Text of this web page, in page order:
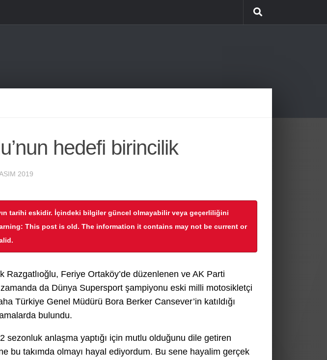
hedefi birincilik
2019
tarihi eskidir. İçindeki bilgiler güncel olmayabilir veya geçerliliğini
This post is old. The information it contains may not be current or
Razgatlıoğlu, Feriye Ortaköy’de düzenlenen ve AK Parti
da Dünya Supersport şampiyonu eski milli motosikletçi
Türkiye Genel Müdürü Bora Berker Cansever’in katıldığı
bulundu.
sezonluk anlaşma yaptığı için mutlu olduğunu dile getiren
bu takımda olmayı hayal ediyordum. Bu sene hayalim gerçek